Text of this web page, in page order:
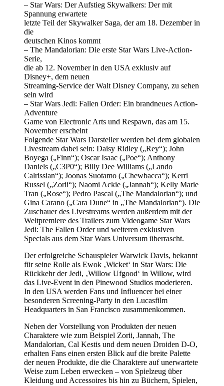
– Star Wars: Der Aufstieg Skywalkers: Der mit
Spannung erwartete
letzte Teil der Skywalker Saga, der am 18. Dezember in
die
deutschen Kinos kommt
– The Mandalorian: Die erste Star Wars Live-Action-
Serie,
die ab 12. November in den USA exklusiv auf
Disney+, dem neuen
Streaming-Service der Walt Disney Company, zu sehen
sein wird
– Star Wars Jedi: Fallen Order: Ein brandneues Action-
Adventure
Game von Electronic Arts und Respawn, das am 15.
November erscheint
Folgende Star Wars Darsteller werden bei dem globalen
Livestream dabei sein: Daisy Ridley („Rey“); John
Boyega („Finn“); Oscar Isaac („Poe“); Anthony
Daniels („C3P0“); Billy Dee Williams („Lando
Calrissian“); Joonas Suotamo („Chewbacca“); Kerri
Russel („Zorii“); Naomi Ackie („Jannah“); Kelly Marie
Tran („Rose“); Pedro Pascal („The Mandalorian“); und
Gina Carano („Cara Dune“ in „The Mandalorian“). Die
Zuschauer des Livestreams werden außerdem mit der
Weltpremiere des Trailers zum Videogame Star Wars
Jedi: The Fallen Order und weiteren exklusiven
Specials aus dem Star Wars Universum überrascht.
Der erfolgreiche Schauspieler Warwick Davis, bekannt
für seine Rolle als Ewok ‚Wicket‘ in Star Wars: Die
Rückkehr der Jedi, ‚Willow Ufgood‘ in Willow, wird
das Live-Event in den Pinewood Studios moderieren.
In den USA werden Fans und Influencer bei einer
besonderen Screening-Party in den Lucasfilm
Headquarters in San Francisco zusammenkommen.
Neben der Vorstellung von Produkten der neuen
Charaktere wie zum Beispiel Zorii, Jannah, The
Mandalorian, Cal Kestis und dem neuen Droiden D-O,
erhalten Fans einen ersten Blick auf die breite Palette
der neuen Produkte, die die Charaktere auf unerwartete
Weise zum Leben erwecken – von Spielzeug über
Kleidung und Accessoires bis hin zu Büchern, Spielen,